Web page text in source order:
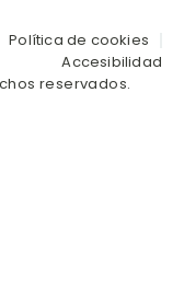
reservados.
Política de cookies
Accesibilidad